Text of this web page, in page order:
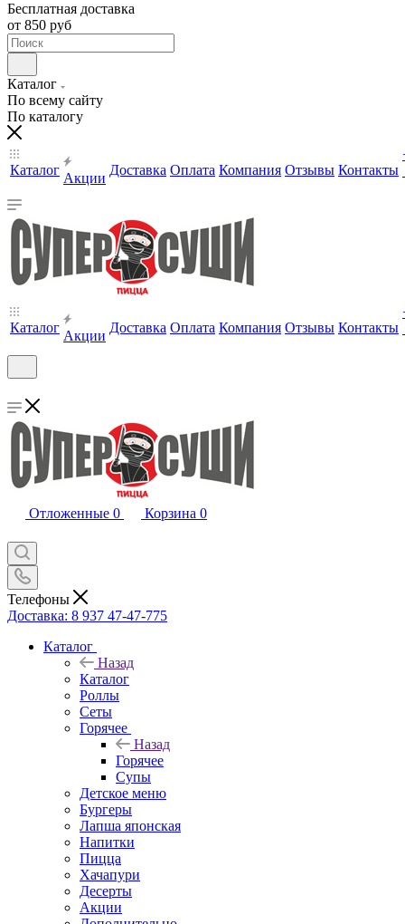
Бесплатная доставка
от 850 руб
Каталог
По всему сайту
По каталогу
Каталог
Акции
Доставка Оплата Компания Отзывы Контакты
Каталог
Акции
Доставка Оплата Компания Отзывы Контакты
Отложенные 0 Корзина 0
Телефоны
Доставка: 8 937 47-47-775
Каталог
Назад
Каталог
Роллы
Сеты
Горячее
Назад
Горячее
Супы
Детское меню
Бургеры
Лапша японская
Напитки
Пицца
Хачапури
Десерты
Акции